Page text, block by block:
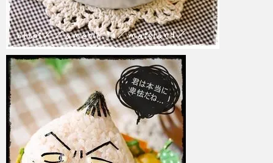
azuki 2017年6月6日